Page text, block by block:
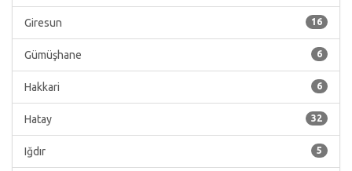
16
Giresun
6
Gümüşhane
6
Hakkari
32
Hatay
5
Iğdır